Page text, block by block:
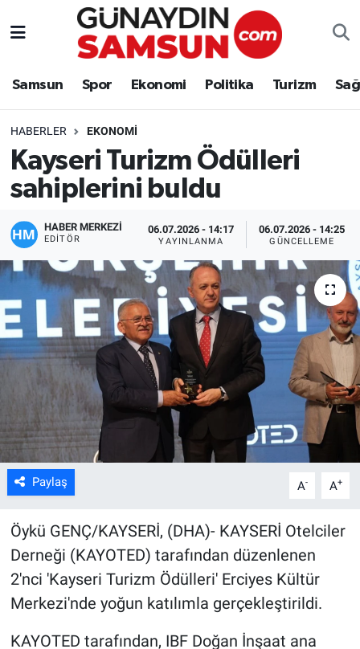
Samsun Spor Ekonomi Politika Turizm
HABERLER EKONOMI
Kayseri Turizm Ödülleri
sahiplerini buldu
HABER MERKEZİ
EDITÖR
06.07.2026 - 14:17
YAYINLANMA
06.07.2026 - 14:25
GÜNCELLEME
Paylaş A- A+
Öykü GENÇ/KAYSERİ, (DHA)- KAYSERİ Otelciler
Derneği (KAYOTED) tarafından düzenlenen
2'nci 'Kayseri Turizm Ödülleri' Erciyes Kültür
Merkezi'nde yoğun katılımla gerçekleştirildi.
KAYOTED tarafından, IBF Doğan İnşaat ana
Samsun
Politika
Turizm
Sağlık
Eğitim
Yaşam
Kültür Sanat
Bilim ve Teknoloji
Genel
Nöbetçi Eczaneler
Süper Lig Puan Durumu ve Fikstür
Tüm Manşetler
Son Dakika Haberleri
Haber Arşivi